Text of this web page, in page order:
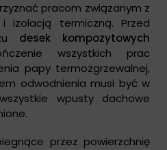
pracom związanym z
izolacją termiczną. Przed
desek kompozytowych
wszystkich prac
papy termozgrzewalnej,
odwodnienia musi być w
wpusty dachowe
przez powierzchnię